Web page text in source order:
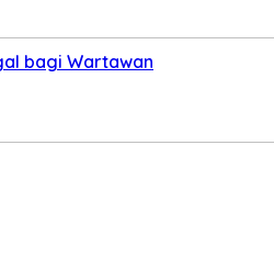
bagi Wartawan